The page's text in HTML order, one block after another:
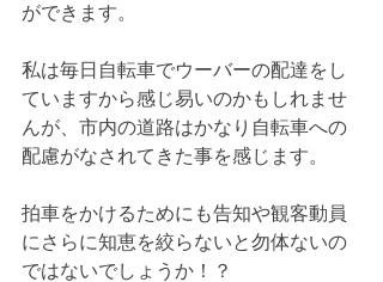
ができます。
私は毎日自転車でウーバーの配達をし
ていますから感じ易いのかもしれませ
んが、市内の道路はかなり自転車への
配慮がなされてきた事を感じます。
拍車をかけるためにも告知や観客動員
にさらに知恵を絞らないと勿体ないの
ではないでしょうか！？